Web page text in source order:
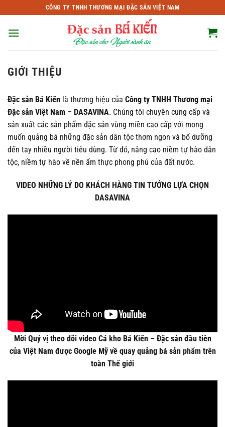
qua
nội
CÔNG TY TNHH THƯƠNG MẠI ĐẶC SẢN VIỆT NAM
GIỚI THIỆU
Đặc sản Bá Kiến là thương hiệu của Công ty TNHH Thương mại
Đặc sản Việt Nam – DASAVINA. Chúng tôi chuyên cung cấp và
sản xuất các sản phẩm đặc sản vùng miền cao cấp với mong
muốn quảng bá những đặc sản dân tộc thơm ngon và bổ dưỡng
đến tay nhiều người tiêu dùng. Từ đó, nâng cao niềm tự hào dân
tộc, niềm tự hào về nền ẩm thực phong phú của đất nước.
VIDEO NHỮNG LÝ DO KHÁCH HÀNG TIN TƯỞNG LỰA CHỌN
DASAVINA
Mời Quý vị theo dõi video Cá kho Bá Kiến – Đặc sản đầu tiên
của Việt Nam được Google Mỹ về quay quảng bá sản phẩm trên
toàn Thế giới